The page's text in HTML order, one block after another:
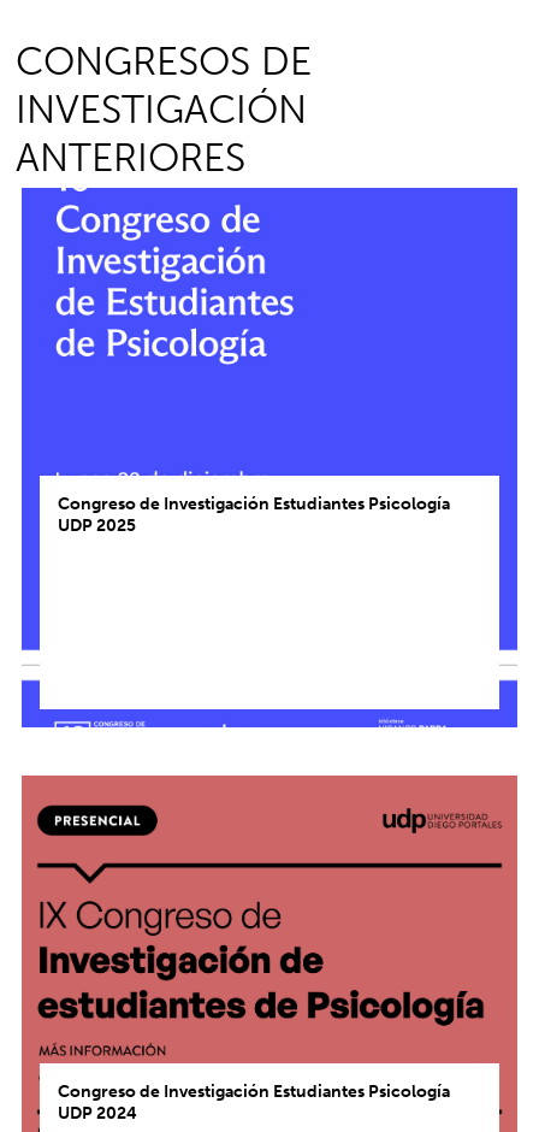
CONGRESOS DE
INVESTIGACIÓN
ANTERIORES
Congreso de Investigación Estudiantes Psicología
UDP 2025
Congreso de Investigación Estudiantes Psicología
UDP 2024